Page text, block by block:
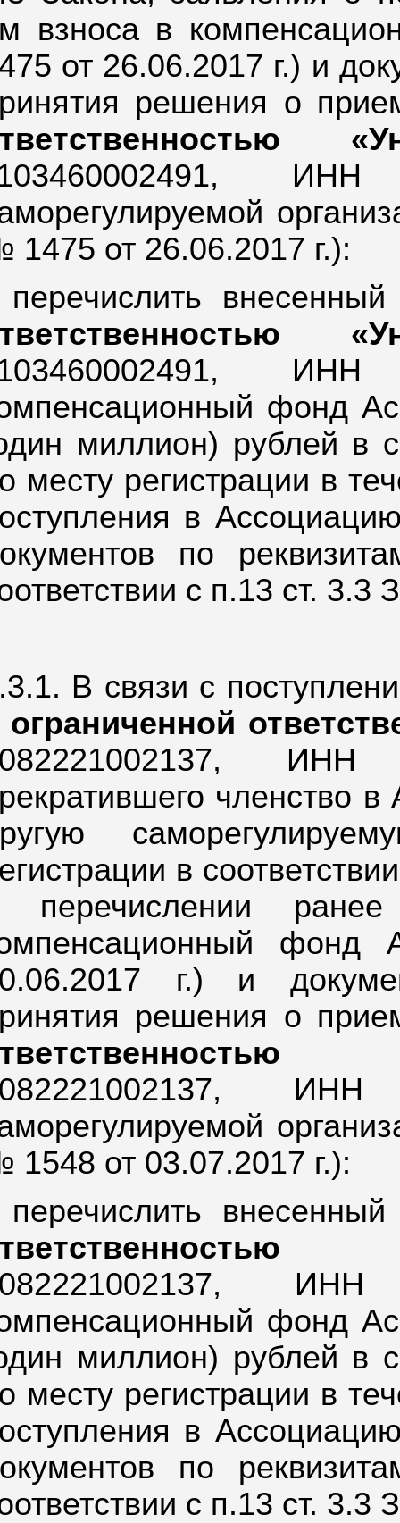
взноса в
от 26.06.2017 г.) и
решения о
ИНН
1475 от 26.06.2017 г.):
ИНН
фонд
миллион) рублей в
месту регистрации в
в
по
с п.13 ст. 3.3
В связи с
ограниченной
ИНН
членство
в
перечислении
г.) и
решения о
ИНН
1548 от 03.07.2017 г.):
ИНН
фонд
миллион) рублей в
месту регистрации в
в
по
с п.13 ст. 3.3